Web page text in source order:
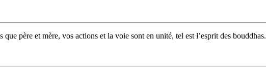
père et mère, vos actions et la voie sont en unité, tel est l’esprit des bouddhas.